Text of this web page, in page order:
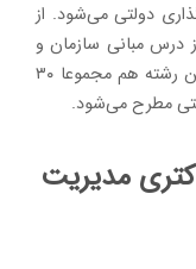
دولتی می‌شود. از
و آمار ۱۰ سوال، از درس مبانی سازمان و
مدیریت ۲۰ سوال و از دو درس تخصصی این رشته هم مجموعا ۳۰
مطرح می‌شود.
مدیریت